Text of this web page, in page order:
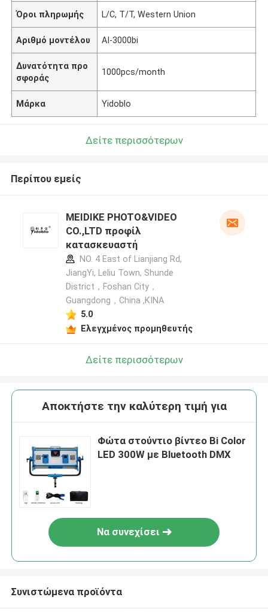
Όροι πληρωμής L/C, T/T, Western Union
Αριθμό μοντέλου AI-3000bi
Δυνατότητα προ
σφοράς
1000pcs/month
Μάρκα Yidoblo
Δείτε περισσότερων
Περίπου εμείς
MEIDIKE PHOTO&VIDEO
CO.,LTD προφίλ
κατασκευαστή
NO. 4 East of Lianjiang Rd,
JiangYi, Leliu Town, Shunde
District，Foshan City，
Guangdong，China ,ΚΙΝΑ
5.0
Ελεγχμένος προμηθευτής
Δείτε περισσότερων
Αποκτήστε την καλύτερη τιμή για
Φώτα στούντιο βίντεο Bi Color
LED 300W με Bluetooth DMX
Να συνεχίσει
Συνιστώμενα προϊόντα